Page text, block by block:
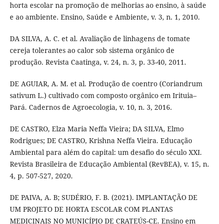
horta escolar na promoção de melhorias ao ensino, à saúde
e ao ambiente. Ensino, Saúde e Ambiente, v. 3, n. 1, 2010.
DA SILVA, A. C. et al. Avaliação de linhagens de tomate
cereja tolerantes ao calor sob sistema orgânico de
produção. Revista Caatinga, v. 24, n. 3, p. 33-40, 2011.
DE AGUIAR, A. M. et al. Produção de coentro (Coriandrum
sativum L.) cultivado com composto orgânico em Irituia–
Pará. Cadernos de Agroecologia, v. 10, n. 3, 2016.
DE CASTRO, Elza Maria Neffa Vieira; DA SILVA, Elmo
Rodrigues; DE CASTRO, Krishna Neffa Vieira. Educação
Ambiental para além do capital: um desafio do século XXI.
Revista Brasileira de Educação Ambiental (RevBEA), v. 15, n.
4, p. 507-527, 2020.
DE PAIVA, A. B; SUDÉRIO, F. B. (2021). IMPLANTAÇÃO DE
UM PROJETO DE HORTA ESCOLAR COM PLANTAS
MEDICINAIS NO MUNICÍPIO DE CRATEÚS-CE. Ensino em